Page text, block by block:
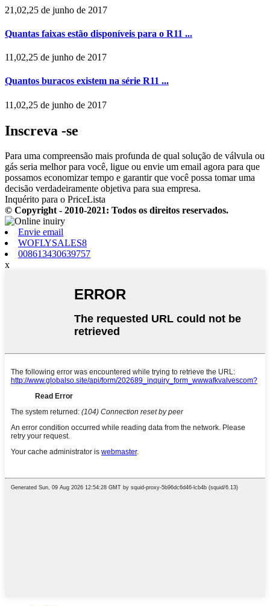
21,02,25 de junho de 2017
Quantas faixas estão disponíveis para o R11 ...
11,02,25 de junho de 2017
Quantos buracos existem na série R11 ...
11,02,25 de junho de 2017
Inscreva -se
Para uma compreensão mais profunda de qual solução de válvula ou
gás seria melhor para você, ligue ou envie um email agora para que
possamos economizar tempo e garantir que você possa tomar uma
decisão verdadeiramente objetiva para sua empresa.
Inquérito para o PriceLista
© Copyright - 2010-2021: Todos os direitos reservados.
Envie email
WOFLYSALES8
008613430639757
x